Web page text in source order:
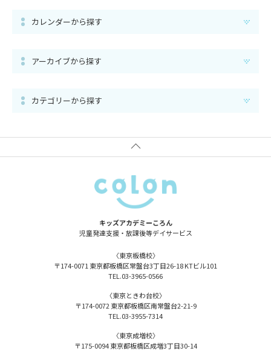
カレンダーから探す
アーカイブから探す
カテゴリーから探す
キッズアカデミーころん
児童発達支援・放課後等デイサービス
〈東京板橋校〉
〒174-0071 東京都板橋区常盤台3丁目26-18KTビル101
TEL.03-3965-0566
〈東京ときわ台校〉
〒174-0072 東京都板橋区南常盤台2-21-9
TEL.03-3955-7314
〈東京成増校〉
〒175-0094東京都板橋区成増3丁目30-14